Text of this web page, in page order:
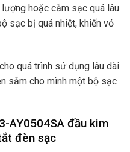
hoặc cắm sạc quá lâu.
sạc bị quá nhiệt, khiến vỏ
quá trình sử dụng lâu dài
sắm cho mình một bộ sạc
AY0504SA đầu kim
đèn sạc